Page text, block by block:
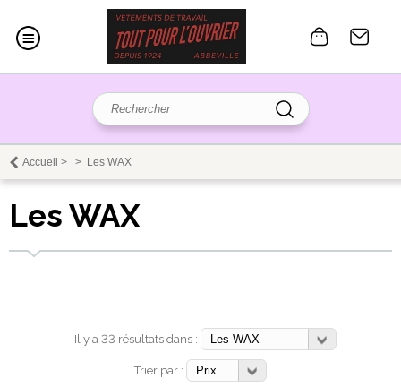
Accueil > > Les WAX
Les WAX
Il y a 33 résultats dans :
Trier par :